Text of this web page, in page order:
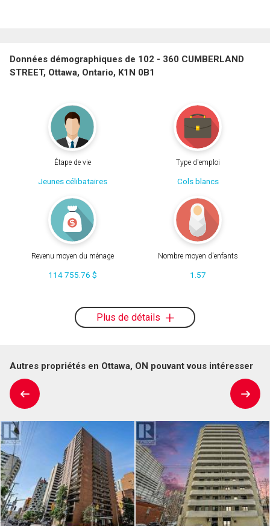
Données démographiques de 102 - 360 CUMBERLAND
STREET, Ottawa, Ontario, K1N 0B1
Étape de vie
Jeunes célibataires
Type d'emploi
Cols blancs
Revenu moyen du ménage
114 755.76 $
Nombre moyen d'enfants
1.57
Plus de détails
Autres propriétés en Ottawa, ON pouvant vous intéresser